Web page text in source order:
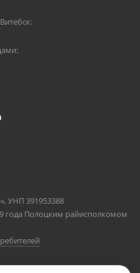
УНП 391953388
года Полоцким райисполкомом